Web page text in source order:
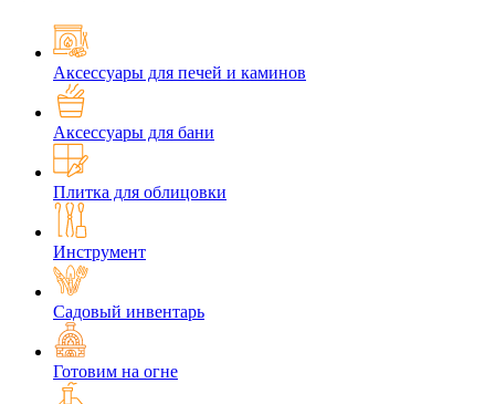
Аксессуары для печей и каминов
Аксессуары для бани
Плитка для облицовки
Инструмент
Садовый инвентарь
Готовим на огне